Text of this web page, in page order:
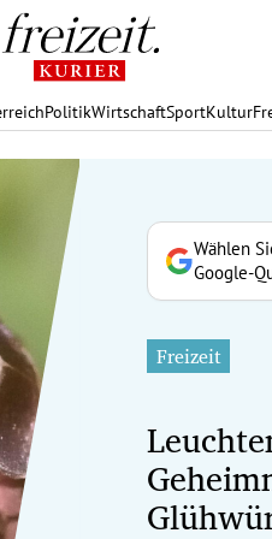
PolitikWirtschaftSportKultur
Wählen
Google-
Freizeit